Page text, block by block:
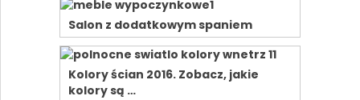
Salon z dodatkowym spaniem
Kolory ścian 2016. Zobacz, jakie
kolory są …